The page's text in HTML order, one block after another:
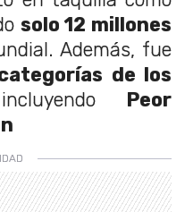
solo 12 millones
Además, fue
de los
Peor